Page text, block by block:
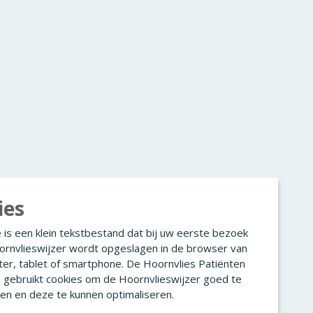
is een klein tekstbestand dat bij uw eerste bezoek
wordt opgeslagen in de browser van
tablet of smartphone. De Hoornvlies Patiënten
gebruikt cookies om de Hoornvlieswijzer goed te
en deze te kunnen optimaliseren.